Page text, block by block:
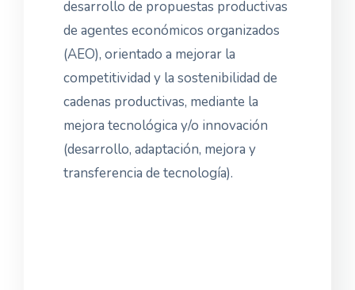
desarrollo de propuestas productivas
de agentes económicos organizados
(AEO), orientado a mejorar la
competitividad y la sostenibilidad de
cadenas productivas, mediante la
mejora tecnológica y/o innovación
(desarrollo, adaptación, mejora y
transferencia de tecnología).